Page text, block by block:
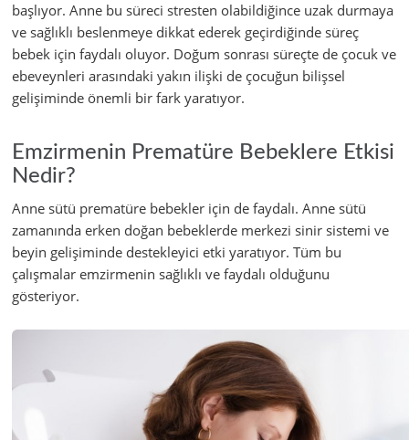
başlıyor. Anne bu süreci stresten olabildiğince uzak durmaya
ve sağlıklı beslenmeye dikkat ederek geçirdiğinde süreç
bebek için faydalı oluyor. Doğum sonrası süreçte de çocuk ve
ebeveynleri arasındaki yakın ilişki de çocuğun bilişsel
gelişiminde önemli bir fark yaratıyor.
Emzirmenin Prematüre Bebeklere Etkisi
Nedir?
Anne sütü prematüre bebekler için de faydalı. Anne sütü
zamanında erken doğan bebeklerde merkezi sinir sistemi ve
beyin gelişiminde destekleyici etki yaratıyor. Tüm bu
çalışmalar emzirmenin sağlıklı ve faydalı olduğunu
gösteriyor.